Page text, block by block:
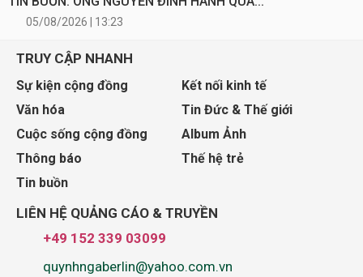
05/08/2026 | 13:23
TRUY CẬP NHANH
Sự kiện cộng đồng
Kết nối kinh tế
Văn hóa
Tin Đức & Thế giới
Cuộc sống cộng đồng
Album Ảnh
Thông báo
Thế hệ trẻ
Tin buồn
LIÊN HỆ QUẢNG CÁO & TRUYỀN
+49 152 339 03099
quynhngaberlin@yahoo.com.vn